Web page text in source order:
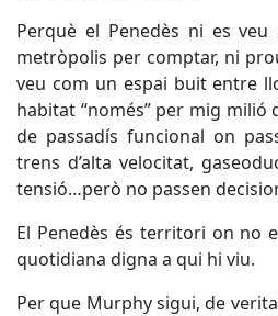
Perquè el Penedès ni es
metròpolis per comptar, ni
veu com un espai buit entre
habitat “només” per mig milió
de passadís funcional on
trens d’alta velocitat,
tensió…però no passen
El Penedès és territori on no
quotidiana digna a qui hi viu.
Per que Murphy sigui, de